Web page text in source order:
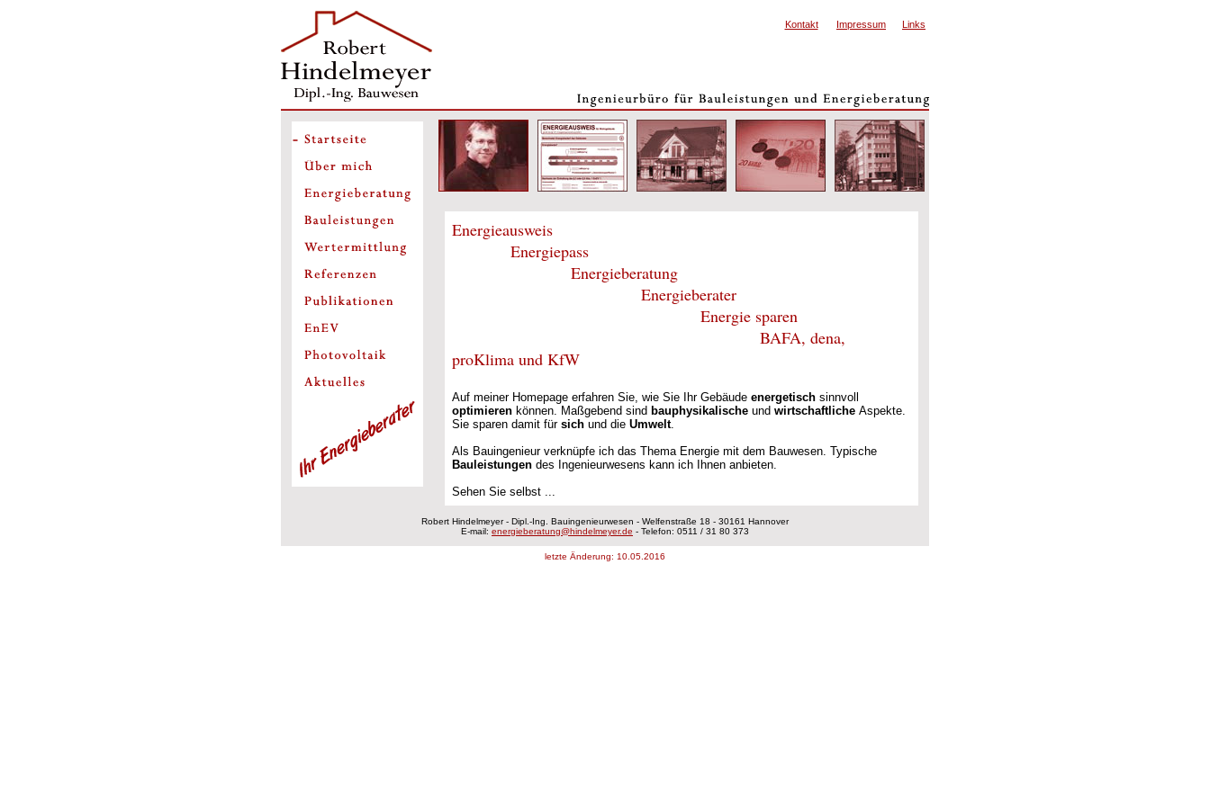
Kontakt Impressum Links
Energieausweis
Energiepass
Energieberatung
Energieberater
Energie sparen
BAFA, dena,
proKlima und KfW
Auf meiner Homepage erfahren Sie, wie Sie Ihr Gebäude energetisch sinnvoll
optimieren können. Maßgebend sind bauphysikalische und wirtschaftliche Aspekte.
Sie sparen damit für sich und die Umwelt.
Als Bauingenieur verknüpfe ich das Thema Energie mit dem Bauwesen. Typische
Bauleistungen des Ingenieurwesens kann ich Ihnen anbieten.
Sehen Sie selbst ...
Robert Hindelmeyer - Dipl.-Ing. Bauingenieurwesen - Welfenstraße 18 - 30161 Hannover
E-mail: energieberatung@hindelmeyer.de - Telefon: 0511 / 31 80 373
letzte Änderung: 10.05.2016